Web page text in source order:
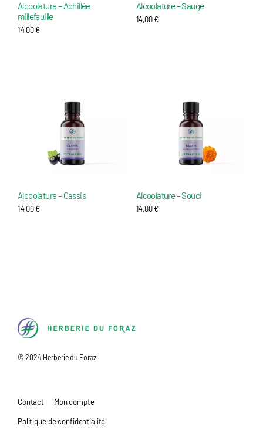
Alcoolature – Achillée
millefeuille
14,00€
Alcoolature – Sauge
14,00€
Alcoolature – Cassis
14,00€
Alcoolature – Souci
14,00€
H
b
e
© 2024 Herberie du Foraz
Contact Mon compte
Politique de confidentialité